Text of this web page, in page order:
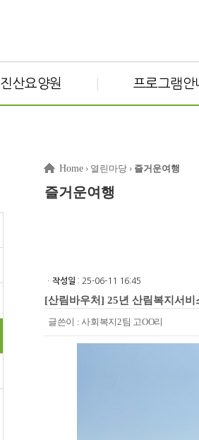
진산요양원 프로그램안
Home › 열린마당 › 즐거운여행
즐거운여행
ㆍ 작성일 : 25-06-11 16:45
[산림바우처] 25년 산림복지서
글쓴이 :사회복지2팀 고OO리